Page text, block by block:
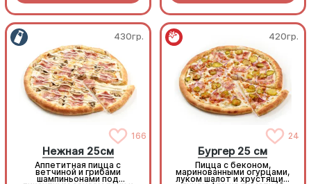
430гр.
166
Нежная 25см
Аппетитная пицца с
ветчиной и грибами
шампиньонами под
420гр.
24
Бургер 25 см
Пицца с беконом,
маринованными огурцами,
луком шалот и хрустящим